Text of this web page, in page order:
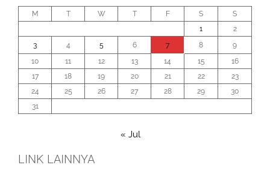
M T W T F S
S
1
2
3
4 5 6 7 8
9
10
11 12 13 14 15
16
17
18 19 20 21 22
23
24
25 26 27 28 29
30
31
« Jul
LINK LAINNYA